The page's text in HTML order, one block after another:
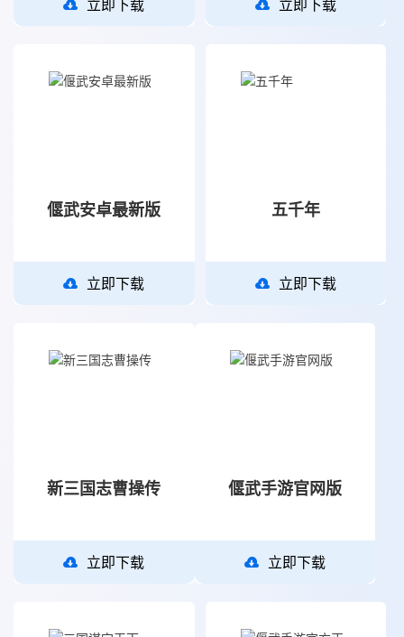
偃武安卓最新版
立即下载
五千年
立即下载
新三国志曹操传
立即下载
偃武手游官网版
立即下载